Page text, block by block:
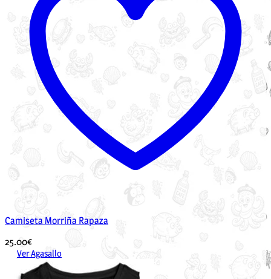
Camiseta Morriña Rapaza
25.00€
Ver Agasallo
produto